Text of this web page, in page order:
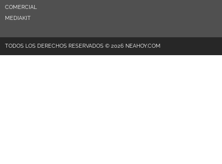
COMERCIAL
MEDIAKIT
TODOS LOS DERECHOS RESERVADOS © 2026 NEAHOY.COM